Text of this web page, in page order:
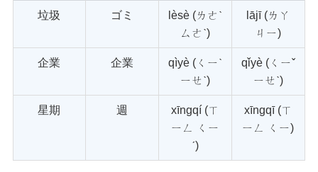
垃圾 ゴミ
lèsè (ㄌㄜˋ
ㄙㄜˋ)
lājī (ㄌㄚ
ㄐㄧ)
企業 企業
qìyè (ㄑㄧˋ
ㄧㄝˋ)
qǐyè (ㄑㄧˇ
ㄧㄝˋ)
星期 週
xīngqí (ㄒ
ㄧㄥ ㄑㄧ
ˊ)
xīngqī (ㄒ
ㄧㄥ ㄑㄧ)